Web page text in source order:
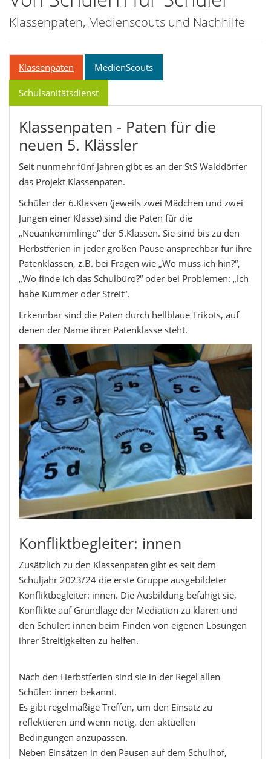
Klassenpaten, Medienscouts und Nachhilfe
Klassenpaten MedienScouts
Schulsanitätsdienst
Klassenpaten - Paten für die
neuen 5. Klässler
Seit nunmehr fünf Jahren gibt es an der StS Walddörfer
das Projekt Klassenpaten.
Schüler der 6.Klassen (jeweils zwei Mädchen und zwei
Jungen einer Klasse) sind die Paten für die
„Neuankömmlinge“ der 5.Klassen. Sie sind bis zu den
Herbstferien in jeder großen Pause ansprechbar für ihre
Patenklassen, z.B. bei Fragen wie „Wo muss ich hin?“,
„Wo finde ich das Schulbüro?“ oder bei Problemen: „Ich
habe Kummer oder Streit“.
Erkennbar sind die Paten durch hellblaue Trikots, auf
denen der Name ihrer Patenklasse steht.
Konfliktbegleiter: innen
Zusätzlich zu den Klassenpaten gibt es seit dem
Schuljahr 2023/24 die erste Gruppe ausgebildeter
Konfliktbegleiter: innen. Die Ausbildung befähigt sie,
Konflikte auf Grundlage der Mediation zu klären und
den Schüler: innen beim Finden von eigenen Lösungen
ihrer Streitigkeiten zu helfen.
Nach den Herbstferien sind sie in der Regel allen
Schüler: innen bekannt.
Es gibt regelmäßige Treffen, um den Einsatz zu
reflektieren und wenn nötig, den aktuellen
Bedingungen anzupassen.
Neben Einsätzen in den Pausen auf dem Schulhof,